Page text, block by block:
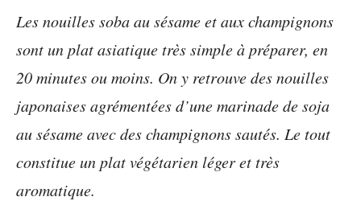
Les nouilles soba au sésame et aux champignons
sont un plat asiatique très simple à préparer, en
20 minutes ou moins. On y retrouve des nouilles
japonaises agrémentées d’une marinade de soja
au sésame avec des champignons sautés. Le tout
constitue un plat végétarien léger et très
aromatique.